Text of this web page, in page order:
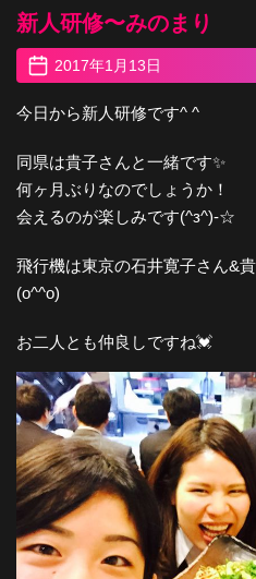
新人研修〜みのまり
2017年1月13日
今日から新人研修です^ ^
同県は貴子さんと一緒です✨
何ヶ月ぶりなのでしょうか！
会えるのが楽しみです(^з^)-☆
飛行機は東京の石井寛子さん&
(o^^o)
お二人とも仲良しですね💓